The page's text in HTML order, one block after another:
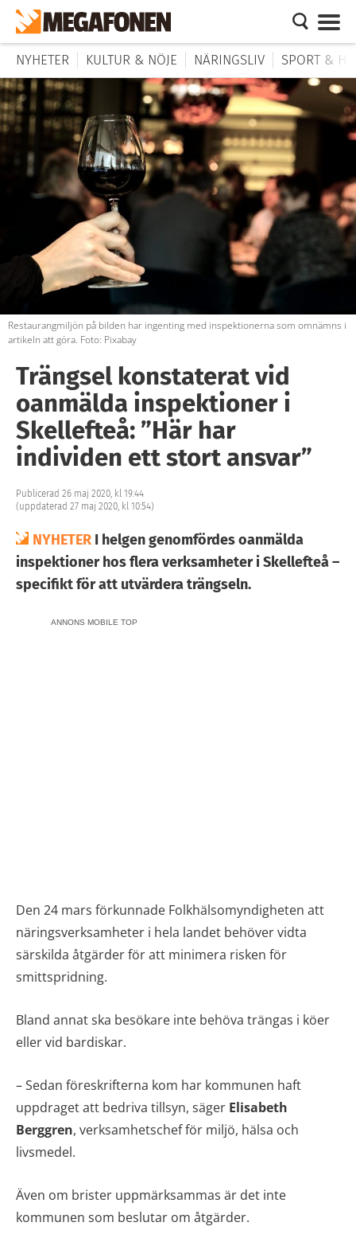
NYHETER KULTUR & NÖJE NÄRINGSLIV SPORT &
Restaurangmiljön på bilden har ingenting med inspektionerna som omnämns i
artikeln att göra. Foto: Pixabay
Trängsel konstaterat vid
oanmälda inspektioner i
Skellefteå: ”Här har
individen ett stort ansvar”
Publicerad 26 maj 2020, kl 19:44
(uppdaterad 27 maj 2020, kl 10:54)
NYHETER I helgen genomfördes oanmälda
inspektioner hos flera verksamheter i Skellefteå –
specifikt för att utvärdera trängseln.
ANNONS MOBILE TOP
Den 24 mars förkunnade Folkhälsomyndigheten att
näringsverksamheter i hela landet behöver vidta
särskilda åtgärder för att minimera risken för
smittspridning.
Bland annat ska besökare inte behöva trängas i köer
eller vid bardiskar.
– Sedan föreskrifterna kom har kommunen haft
uppdraget att bedriva tillsyn, säger Elisabeth
Berggren, verksamhetschef för miljö, hälsa och
livsmedel.
Även om brister uppmärksammas är det inte
kommunen som beslutar om åtgärder.